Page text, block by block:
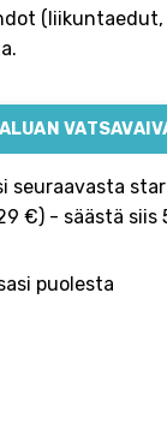
seuraavasta
€) - säästä siis
puolesta